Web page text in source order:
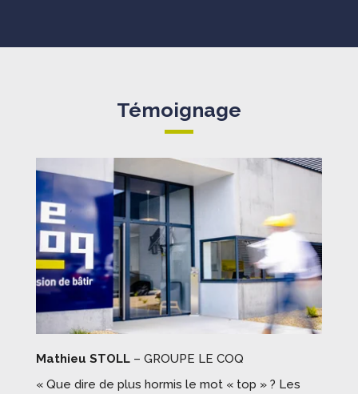
Témoignage
Mathieu STOLL– GROUPE LE COQ
« Que dire de plus hormis le mot « top » ? Les